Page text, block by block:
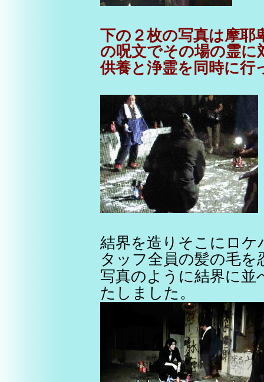
下の２枚の写真は摩耶
の呪文でその場の霊に
供養と浄霊を同時に行
結界を造りそこにロケ
タッフ全員の髪の毛を
写真のように結界に並
たしました。